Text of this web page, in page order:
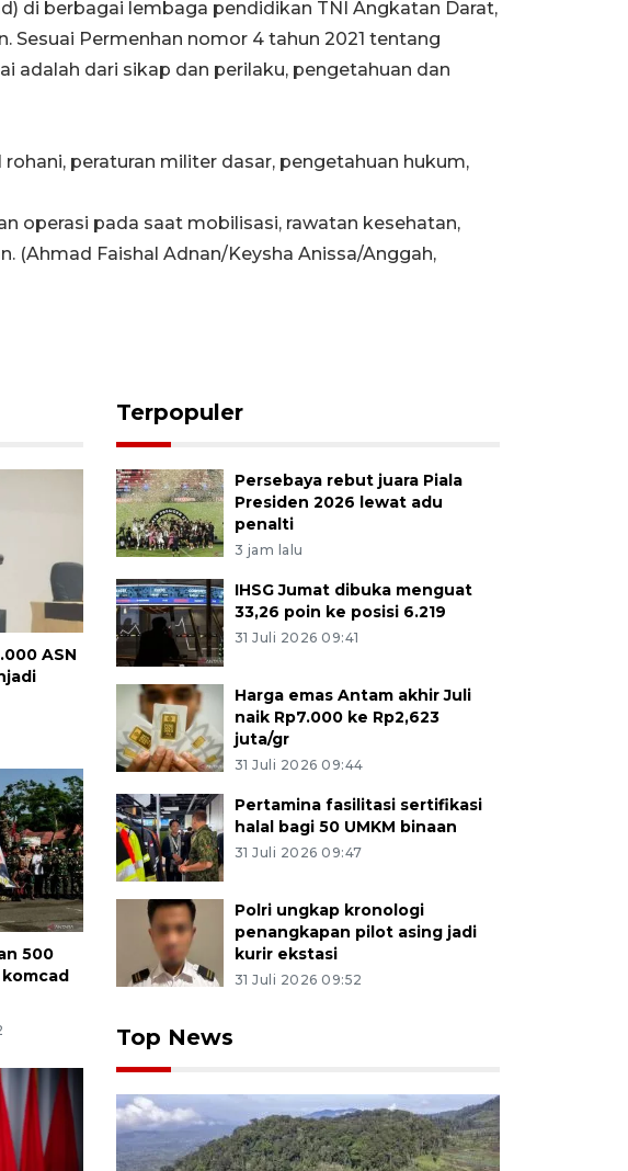
di berbagai lembaga pendidikan TNI Angkatan Darat,
Sesuai Permenhan nomor 4 tahun 2021 tentang
adalah dari sikap dan perilaku, pengetahuan dan
peraturan militer dasar, pengetahuan hukum,
operasi pada saat mobilisasi, rawatan kesehatan,
(Ahmad Faishal Adnan/Keysha Anissa/Anggah,
ASN
500
Terpopuler
Persebaya rebut juara Piala
Presiden 2026 lewat adu
penalti
3 jam lalu
IHSG Jumat dibuka menguat
33,26 poin ke posisi 6.219
31 Juli 2026 09:41
Harga emas Antam akhir Juli
naik Rp7.000 ke Rp2,623
juta/gr
31 Juli 2026 09:44
Pertamina fasilitasi sertifikasi
halal bagi 50 UMKM binaan
31 Juli 2026 09:47
Polri ungkap kronologi
penangkapan pilot asing jadi
kurir ekstasi
31 Juli 2026 09:52
Top News